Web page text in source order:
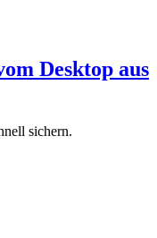
Desktop aus
sichern.